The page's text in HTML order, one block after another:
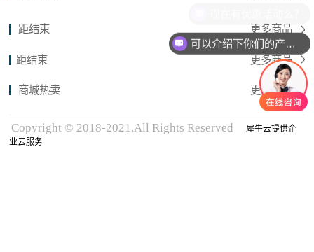
距结束 更多商品
距结束 更多商品
商城热卖 更多商品
Copyright © 2018-2021.All Rights Reserved
犀牛云提供企
业云服务
可以介绍下你们的产品么？